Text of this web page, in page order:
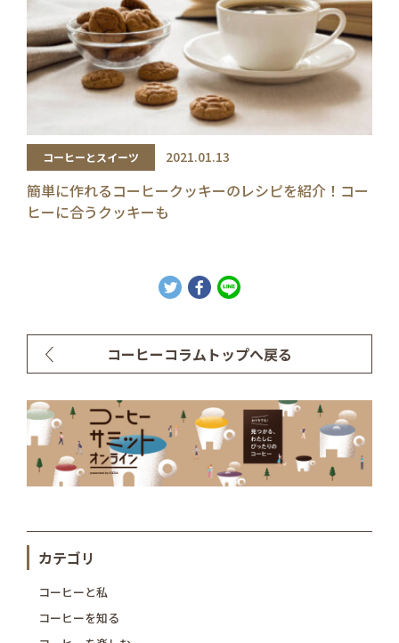
コーヒーとスイーツ 2021.01.13
簡単に作れるコーヒークッキーのレシピを紹介！コー
ヒーに合うクッキーも
コーヒーコラムトップへ戻る
カテゴリ
コーヒーと私
コーヒーを知る